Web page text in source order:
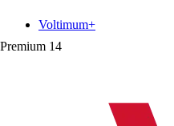
Premium 14
Voltimum+